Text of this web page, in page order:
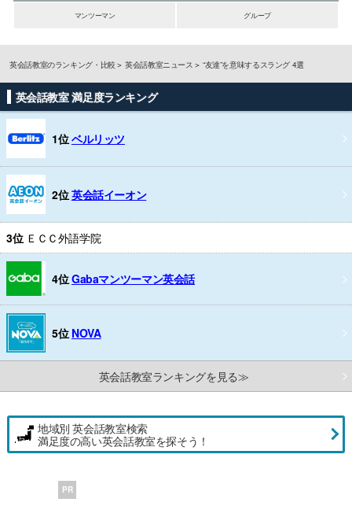
マンツーマン
グループ
英会話教室のランキング・比較 英会話教室ニュース “友達”を意味するスラング 4選
英会話教室 満足度ランキング
1位ベルリッツ
2位英会話イーオン
3位 ＥＣＣ外語学院
4位Gabaマンツーマン英会話
5位 NOVA
英会話教室ランキングを見る≫
地域別 英会話教室検索
満足度の高い英会話教室を探そう！
PR